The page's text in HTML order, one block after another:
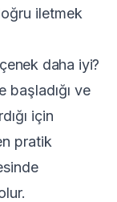
iletmek
daha iyi?
başladığı ve
için
pratik